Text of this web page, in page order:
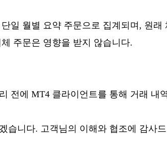
일 월별 요약 주문으로 집계되며, 원
주문은 영향을 받지 않습니다.
전에 MT4 클라이언트를 통해 거래 내
습니다. 고객님의 이해와 협조에 감사